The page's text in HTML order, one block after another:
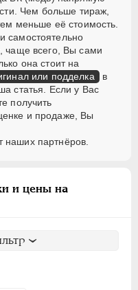
Чем больше тираж,
меньше её стоимость.
самостоятельно
чаще всего, Вы сами
она стоит на
или подделка в
статья. Если у Вас
получить
и продаже, Вы
наших партнёров.
и цены на